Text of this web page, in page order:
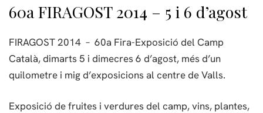
60a FIRAGOST 2014 – 5 i 6 d’agost
FIRAGOST 2014 – 60a Fira-Exposició del Camp
Català, dimarts 5 i dimecres 6 d’agost, més d’un
quilometre i mig d’exposicions al centre de Valls.
Exposició de fruites i verdures del camp, vins, plantes,